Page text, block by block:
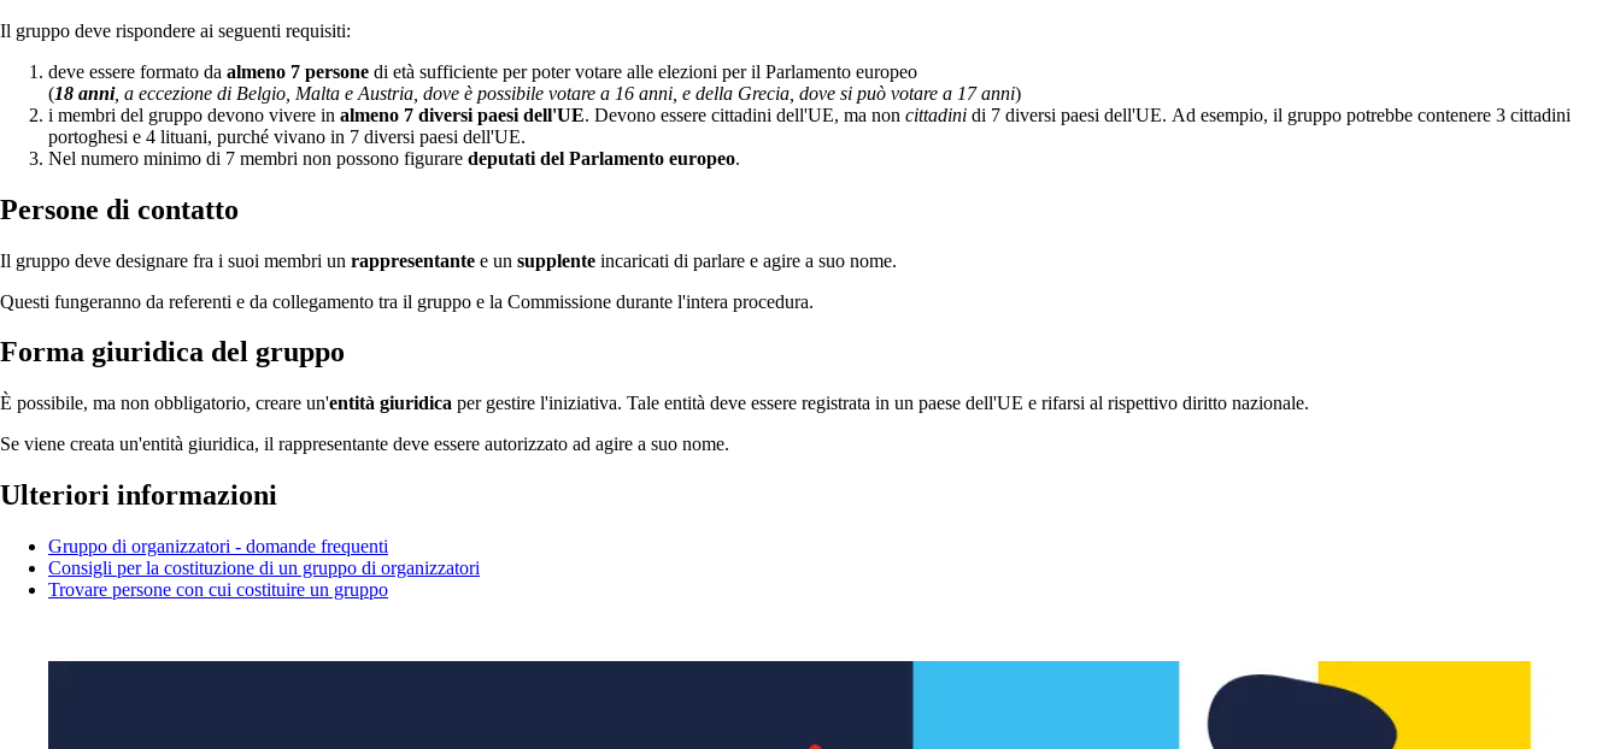
Il gruppo deve rispondere ai seguenti requisiti:
deve essere formato da almeno 7 persone di età sufficiente per poter votare alle elezioni per il Parlamento europeo
(18 anni, a eccezione di Belgio, Malta e Austria, dove è possibile votare a 16 anni, e della Grecia, dove si può votare a 17 anni)
i membri del gruppo devono vivere in almeno 7 diversi paesi dell'UE. Devono essere cittadini dell'UE, ma non cittadini di 7 diversi paesi dell'UE. Ad esempio, il gruppo potrebbe contenere 3 cittadini
portoghesi e 4 lituani, purché vivano in 7 diversi paesi dell'UE.
Nel numero minimo di 7 membri non possono figurare deputati del Parlamento europeo.
Persone di contatto
Il gruppo deve designare fra i suoi membri un rappresentante e un supplente incaricati di parlare e agire a suo nome.
Questi fungeranno da referenti e da collegamento tra il gruppo e la Commissione durante l'intera procedura.
Forma giuridica del gruppo
È possibile, ma non obbligatorio, creare un'entità giuridica per gestire l'iniziativa. Tale entità deve essere registrata in un paese dell'UE e rifarsi al rispettivo diritto nazionale.
Se viene creata un'entità giuridica, il rappresentante deve essere autorizzato ad agire a suo nome.
Ulteriori informazioni
Gruppo di organizzatori - domande frequenti
Consigli per la costituzione di un gruppo di organizzatori
Trovare persone con cui costituire un gruppo